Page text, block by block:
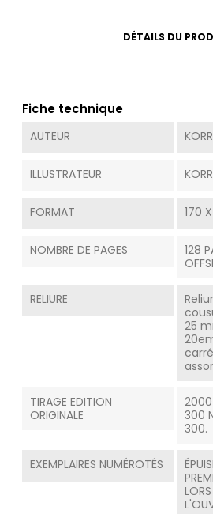
DÉTAILS DU
Fiche technique
AUTEUR
ILLUSTRATEUR
FORMAT 170
NOMBRE DE PAGES
128
RELIURE
25
TIRAGE EDITION
ORIGINALE
2000
300
300.
EXEMPLAIRES NUMÉROTÉS